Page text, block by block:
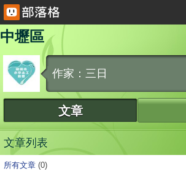
中壢區
作家：三日
文章
文章列表
所有文章 (0)